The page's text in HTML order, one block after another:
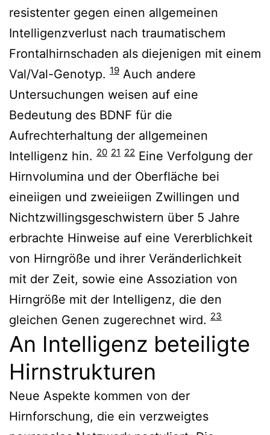
resistenter gegen einen allgemeinen
Intelligenzverlust nach traumatischem
Frontalhirnschaden als diejenigen mit einem
Val/Val-Genotyp. 19 Auch andere
Untersuchungen weisen auf eine
Bedeutung des BDNF für die
Aufrechterhaltung der allgemeinen
Intelligenz hin. 20 21 22 Eine Verfolgung der
Hirnvolumina und der Oberfläche bei
eineiigen und zweieiigen Zwillingen und
Nichtzwillingsgeschwistern über 5 Jahre
erbrachte Hinweise auf eine Vererblichkeit
von Hirngröße und ihrer Veränderlichkeit
mit der Zeit, sowie eine Assoziation von
Hirngröße mit der Intelligenz, die den
gleichen Genen zugerechnet wird. 23
An Intelligenz beteiligte
Hirnstrukturen
Neue Aspekte kommen von der
Hirnforschung, die ein verzweigtes